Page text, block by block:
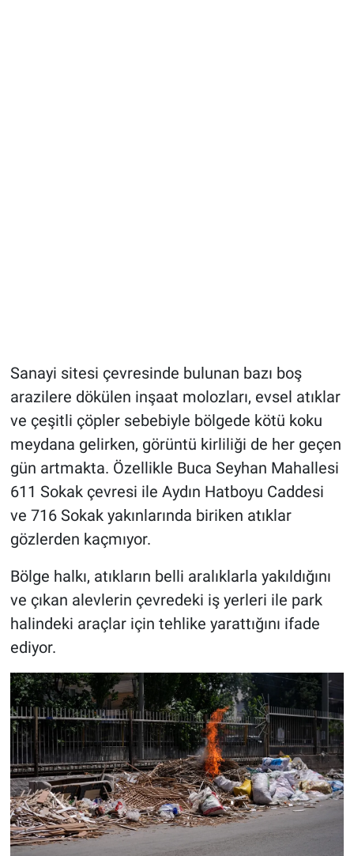
Sanayi sitesi çevresinde bulunan bazı boş
arazilere dökülen inşaat molozları, evsel atıklar
ve çeşitli çöpler sebebiyle bölgede kötü koku
meydana gelirken, görüntü kirliliği de her geçen
gün artmakta. Özellikle Buca Seyhan Mahallesi
611 Sokak çevresi ile Aydın Hatboyu Caddesi
ve 716 Sokak yakınlarında biriken atıklar
gözlerden kaçmıyor.
Bölge halkı, atıkların belli aralıklarla yakıldığını
ve çıkan alevlerin çevredeki iş yerleri ile park
halindeki araçlar için tehlike yarattığını ifade
ediyor.